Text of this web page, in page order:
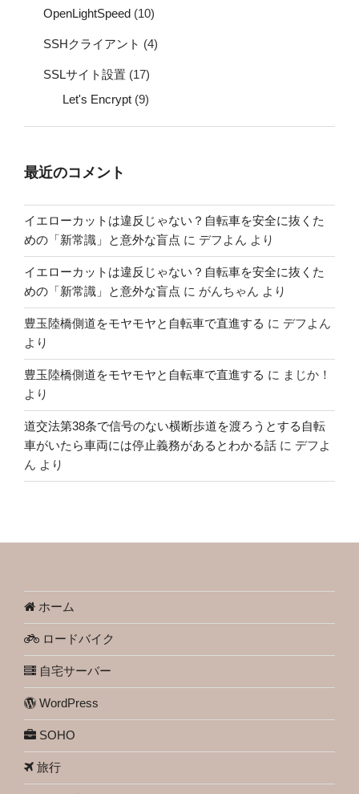
OpenLightSpeed (10)
SSHクライアント (4)
SSLサイト設置 (17)
Let's Encrypt (9)
最近のコメント
イエローカットは違反じゃない？自転車を安全に抜くた
めの「新常識」と意外な盲点 に デフよん より
イエローカットは違反じゃない？自転車を安全に抜くた
めの「新常識」と意外な盲点 に がんちゃん より
豊玉陸橋側道をモヤモヤと自転車で直進する に デフよん
より
豊玉陸橋側道をモヤモヤと自転車で直進する に まじか！
より
道交法第38条で信号のない横断歩道を渡ろうとする自転
車がいたら車両には停止義務があるとわかる話 に デフよ
ん より
ホーム
ロードバイク
自宅サーバー
WordPress
SOHO
旅行